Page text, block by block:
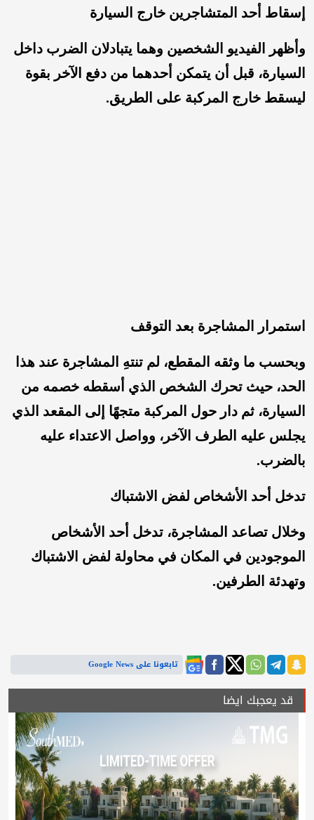
إسقاط أحد المتشاجرين خارج السيارة
وأظهر الفيديو الشخصين وهما يتبادلان الضرب داخل
السيارة، قبل أن يتمكن أحدهما من دفع الآخر بقوة
ليسقط خارج المركبة على الطريق.
استمرار المشاجرة بعد التوقف
وبحسب ما وثقه المقطع، لم تنتهِ المشاجرة عند هذا
الحد، حيث تحرك الشخص الذي أسقطه خصمه من
السيارة، ثم دار حول المركبة متجهًا إلى المقعد الذي
يجلس عليه الطرف الآخر، وواصل الاعتداء عليه
بالضرب.
تدخل أحد الأشخاص لفض الاشتباك
وخلال تصاعد المشاجرة، تدخل أحد الأشخاص
الموجودين في المكان في محاولة لفض الاشتباك
وتهدئة الطرفين.
تابعونا على Google News
قد يعجبك ايضا